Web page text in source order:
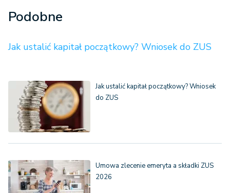
Podobne
Jak ustalić kapitał początkowy? Wniosek do ZUS
Jak ustalić kapitał początkowy? Wniosek
do ZUS
Umowa zlecenie emeryta a składki ZUS
2026